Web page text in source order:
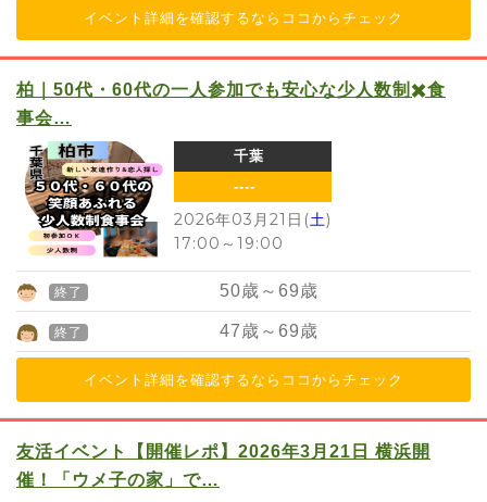
イベント詳細を確認するならココからチェック
柏｜50代・60代の一人参加でも安心な少人数制✖️食
事会…
千葉
----
2026年03月21日(土)
17:00 ～ 19:00
終了 50歳～69歳
終了 47歳～69歳
イベント詳細を確認するならココからチェック
友活イベント【開催レポ】2026年3月21日 横浜開
催！「ウメ子の家」で…